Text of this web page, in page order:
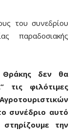
του συνεδρίου
παραδοσιακής
Θράκης δεν θα
τις φιλότιμες
συνέδριο αυτό
την